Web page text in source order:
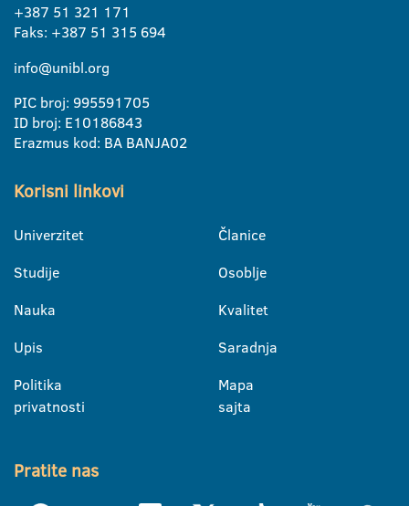
+387 51 321 171
Faks: +387 51 315 694
info@unibl.org
PIC broj: 995591705
ID broj: E10186843
Erazmus kod: BA BANJA02
Korisni linkovi
Univerzitet
Studije
Nauka
Upis
Politika
privatnosti
Članice
Osoblje
Kvalitet
Saradnja
Mapa
sajta
Pratite nas